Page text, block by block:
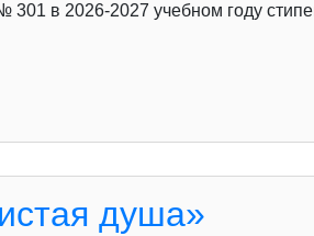
в 2026-2027 учебном году
душа»